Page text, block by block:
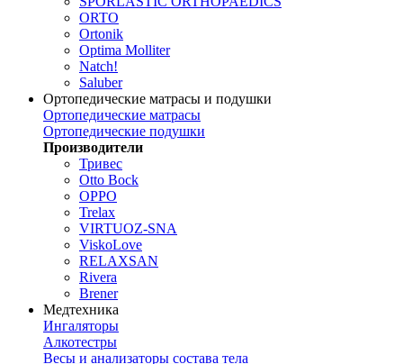
ORTO
Ortonik
Optima Molliter
Natch!
Saluber
Ортопедические матрасы и подушки
Ортопедические матрасы
Ортопедические подушки
Производители
Тривес
Otto Bock
OPPO
Trelax
VIRTUOZ-SNA
ViskoLove
RELAXSAN
Rivera
Brener
Медтехника
Ингаляторы
Алкотестры
Весы и анализаторы состава тела